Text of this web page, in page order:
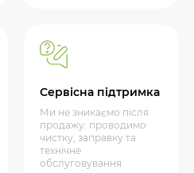
Сервісна підтримка
Ми не зникаємо після
продажу: проводимо
чистку, заправку та
технічне
обслуговування